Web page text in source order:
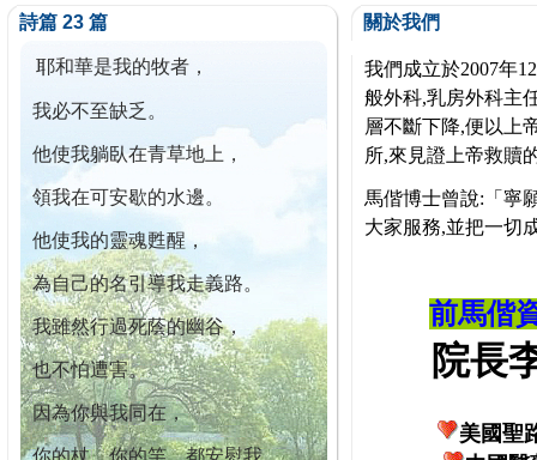
詩篇 23 篇
耶和華是我的牧者，
我必不至缺乏。
他使我躺臥在青草地上，
領我在可安歇的水邊。
他使我的靈魂甦醒，
為自己的名引導我走義路。
我雖然行過死蔭的幽谷，
也不怕遭害。
因為你與我同在，
你的杖，你的竿，都安慰我。
關於我們
我們成立於2007年
般外科,乳房外科主
層不斷下降,便以上
所,來見證上帝救贖
馬偕博士曾說:「寧
大家服務,並把一切
前馬偕
院長李
美國聖